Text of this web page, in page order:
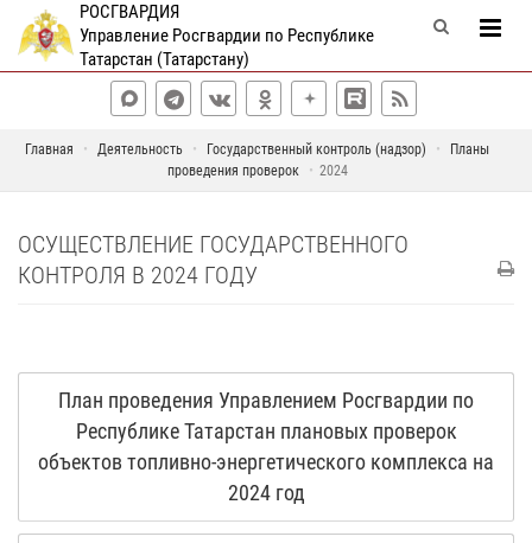
РОСГВАРДИЯ
Управление Росгвардии по Республике
Татарстан (Татарстану)
Главная Деятельность Государственный контроль (надзор)
Планы
проведения проверок
2024
ОСУЩЕСТВЛЕНИЕ ГОСУДАРСТВЕННОГО
КОНТРОЛЯ В 2024 ГОДУ
План проведения Управлением Росгвардии по
Республике Татарстан плановых проверок
объектов топливно-энергетического комплекса на
2024 год